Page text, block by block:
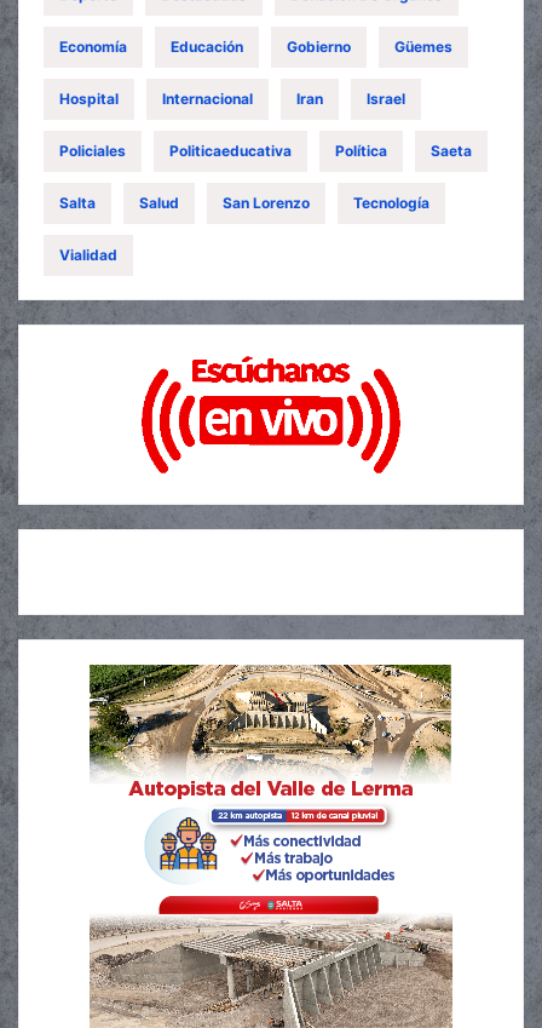
Economía Educación Gobierno Güemes
Hospital Internacional Iran Israel
Policiales Politicaeducativa Política Saeta
Salta Salud San Lorenzo Tecnología
Vialidad